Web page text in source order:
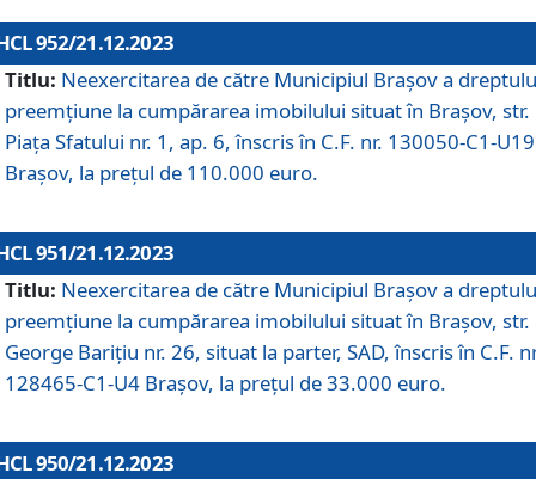
952/21.12.2023
Titlu: Neexercitarea de către Municipiul Brașov a
preemțiune la cumpărarea imobilului situat în Brașov, str.
Piața Sfatului nr. 1, ap. 6, înscris în C.F. nr. 130050-C1-U19
Brașov, la prețul de 110.000 euro.
951/21.12.2023
Titlu: Neexercitarea de către Municipiul Brașov a
preemțiune la cumpărarea imobilului situat în Brașov, str.
George Barițiu nr. 26, situat la parter, SAD, înscris în C.F.
128465-C1-U4 Brașov, la prețul de 33.000 euro.
950/21.12.2023